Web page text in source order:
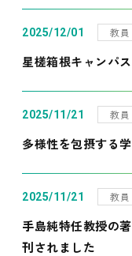
2025/12/01 教員
星槎箱根キャンパ
2025/11/21 教員
多様性を包摂する
2025/11/21 教員
手島純特任教授の
刊されました